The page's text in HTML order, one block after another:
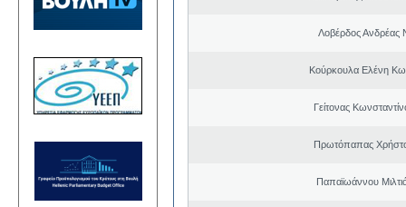
Λοβέρδος Ανδρέας
Κούρκουλα Ελένη
Γείτονας
Πρωτόπαπας
Παπαϊωάννου